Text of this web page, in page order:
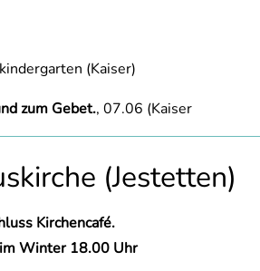
(Kaiser)
zum Gebet., 07.06 (Kaiser
(Jestetten)
Kirchencafé.
Winter 18.00 Uhr